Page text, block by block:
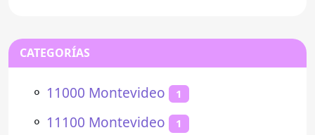
CATEGORÍAS
⚬ 11000 Montevideo 1
⚬ 11100 Montevideo 1